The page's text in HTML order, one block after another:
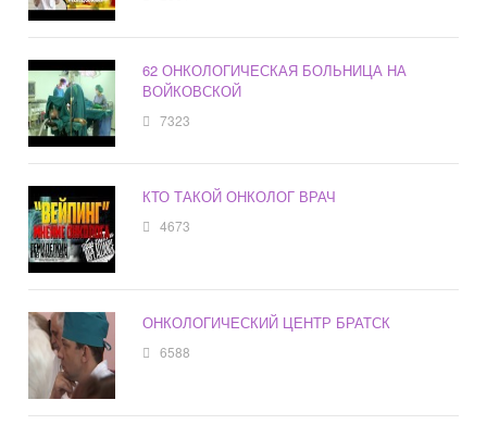
62 ОНКОЛОГИЧЕСКАЯ БОЛЬНИЦА НА
ВОЙКОВСКОЙ
7323
КТО ТАКОЙ ОНКОЛОГ ВРАЧ
4673
ОНКОЛОГИЧЕСКИЙ ЦЕНТР БРАТСК
6588